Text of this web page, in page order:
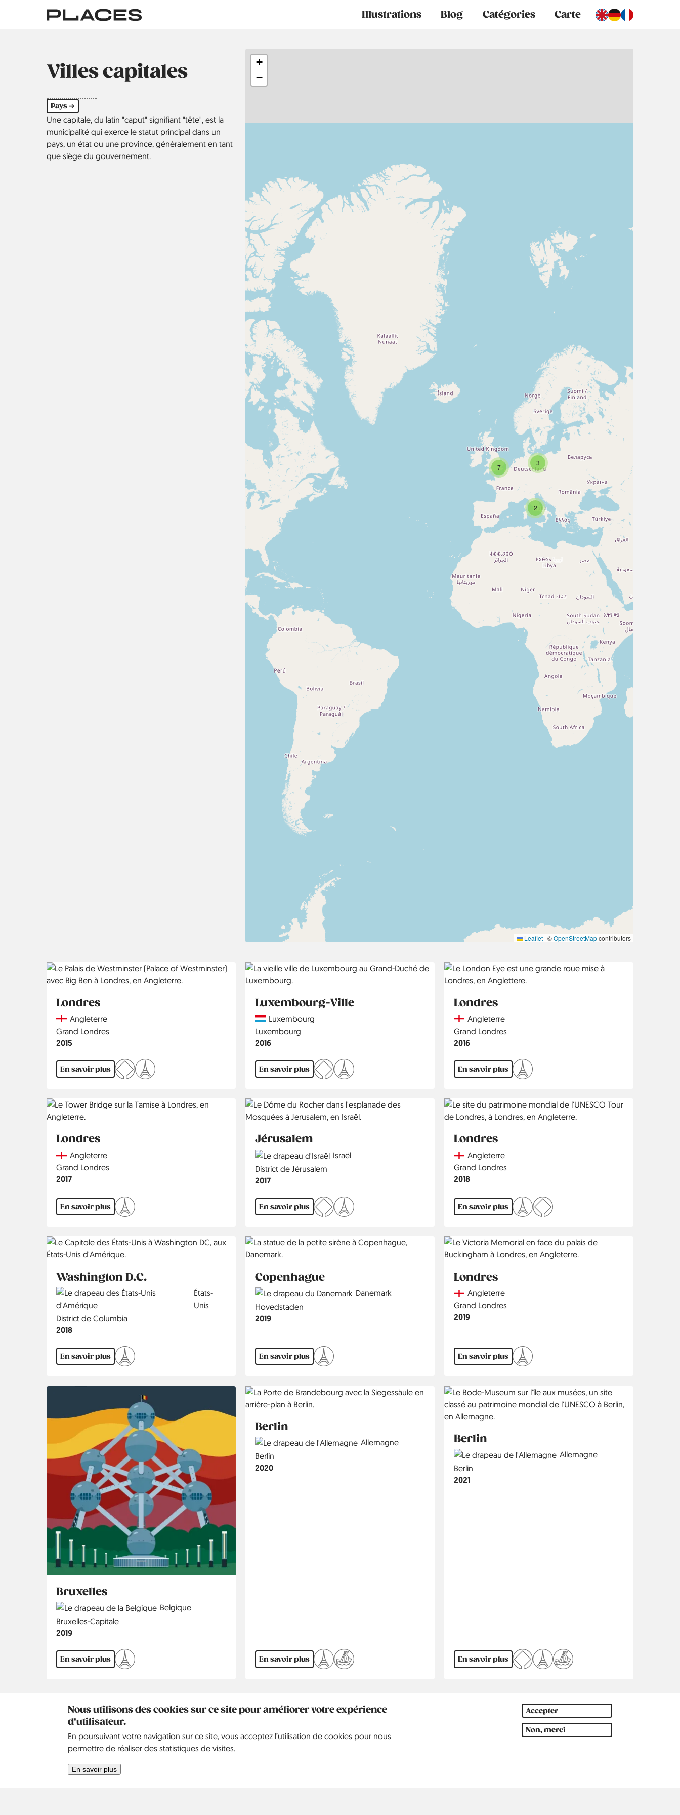
Nous utilisons des cookies sur ce site pour améliorer votre expérience
d'utilisateur.
En poursuivant votre navigation sur ce site, vous acceptez l’utilisation de cookies pour nous
permettre de réaliser des statistiques de visites.
En savoir plus
Accepter
Non, merci
Main
navigation
Illustrations Blog Catégories Carte
Villes capitales
Pays ➔
Une capitale, du latin "caput" signifiant "tête", est la
municipalité qui exerce le statut principal dans un
pays, un état ou une province, généralement en tant
que siège du gouvernement.
2
7
3
+
−
Leaflet | ©OpenStreetMapcontributors
Londres
CountryAngleterre
Région
Grand Londres
Année
2015
En savoir plus
Luxembourg-Ville
CountryLuxembourg
Région
Luxembourg
Année
2016
En savoir plus
Londres
CountryAngleterre
Région
Grand Londres
Année
2016
En savoir plus
Londres
CountryAngleterre
Région
Grand Londres
Année
2017
En savoir plus
Jérusalem
Country
Israël
Région
District de Jérusalem
Année
2017
En savoir plus
Londres
CountryAngleterre
Région
Grand Londres
Année
2018
En savoir plus
Washington D.C.
Country
États-
Unis
Région
District de Columbia
Année
2018
En savoir plus
Copenhague
Country
Danemark
Région
Hovedstaden
Année
2019
En savoir plus
Londres
CountryAngleterre
Région
Grand Londres
Année
2019
En savoir plus
Bruxelles
Country
Belgique
Région
Bruxelles-Capitale
Année
2019
En savoir plus
Berlin
Country
Allemagne
Région
Berlin
Année
2020
En savoir plus
Berlin
Country
Allemagne
Région
Berlin
Année
2021
En savoir plus
Pagination
Page
1
Page
2
Page
›
Dernière
Dernier
Kontakt